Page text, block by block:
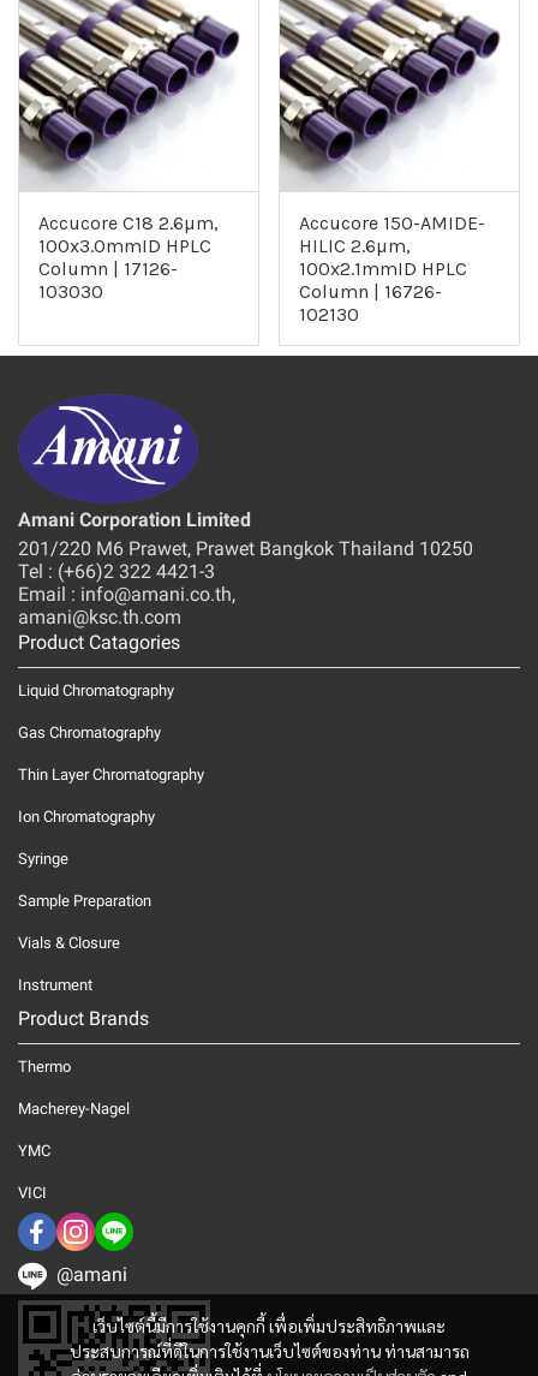
Accucore C18 2.6µm,
100x3.0mmID HPLC
Column | 17126-
103030
Accucore 150-AMIDE-
HILIC 2.6µm,
100x2.1mmID HPLC
Column | 16726-
102130
เว็บไซต์นี้มีการใช้งานคุกกี้ เพื่อเพิ่มประสิทธิภาพและ
ประสบการณ์ที่ดีในการใช้งานเว็บไซต์ของท่าน ท่านสามารถ
Amani Corporation Limited
201/220 M6 Prawet, Prawet Bangkok Thailand 10250
Tel : (+66)2 322 4421-3
Email : info@amani.co.th,
amani@ksc.th.com
Product Catagories
Liquid Chromatography
Gas Chromatography
Thin Layer Chromatography
Ion Chromatography
Syringe
Sample Preparation
Vials & Closure
Instrument
Product Brands
Thermo
Macherey-Nagel
YMC
VICI
@amani